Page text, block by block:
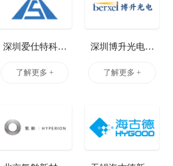
深圳爱仕特科技
有限公司
了解更多 +
深圳博升光电科
技有限公司
了解更多 +